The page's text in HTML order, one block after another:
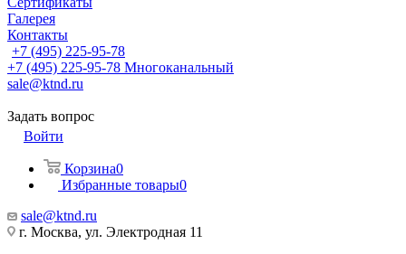
Галерея
Контакты
+7 (495) 225-95-78
+7 (495) 225-95-78 Многоканальный
sale@ktnd.ru
Задать вопрос
Войти
Корзина0
Избранные товары0
sale@ktnd.ru
г. Москва, ул. Электродная 11